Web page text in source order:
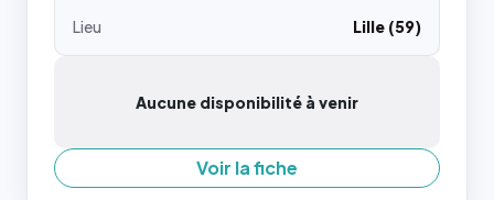
Lieu
Lille (59)
Aucune disponibilité à venir
Voir la fiche